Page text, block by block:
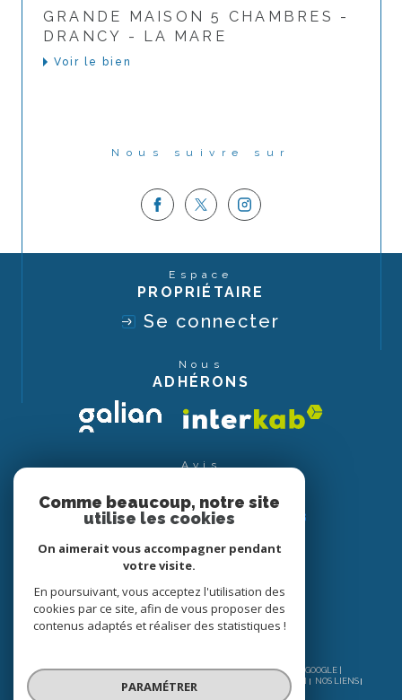
GRANDE MAISON 5 CHAMBRES -
DRANCY - LA MARE
Voir le bien
Nous suivre sur
Espace
PROPRIÉTAIRE
Se connecter
Nous
ADHÉRONS
Avis
© 2026 | TOUS DROITS RÉSERVÉS | TRADUCTION POWERED BY GOOGLE |
PLAN DU SITE ADMIN
NOS LIENS
POLITIQUE RGPD
Comme beaucoup, notre site
utilise les cookies
On aimerait vous accompagner pendant
votre visite.
En poursuivant, vous acceptez l'utilisation des
cookies par ce site, afin de vous proposer des
contenus adaptés et réaliser des statistiques !
PARAMÉTRER